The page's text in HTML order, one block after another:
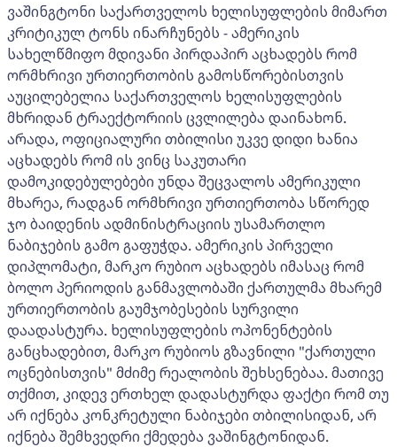
ვაშინგტონი საქართველოს ხელისუფლების მიმართ
კრიტიკულ ტონს ინარჩუნებს - ამერიკის
სახელწმიფო მდივანი პირდაპირ აცხადებს რომ
ორმხრივი ურთიერთობის გამოსწორებისთვის
აუცილებელია საქართველოს ხელისუფლების
მხრიდან ტრაექტორიის ცვლილება დაინახონ.
არადა, ოფიციალური თბილისი უკვე დიდი ხანია
აცხადებს რომ ის ვინც საკუთარი
დამოკიდებულებები უნდა შეცვალოს ამერიკული
მხარეა, რადგან ორმხრივი ურთიერთობა სწორედ
ჯო ბაიდენის ადმინისტრაციის უსამართლო
ნაბიჯების გამო გაფუჭდა. ამერიკის პირველი
დიპლომატი, მარკო რუბიო აცხადებს იმასაც რომ
ბოლო პერიოდის განმავლობაში ქართულმა მხარემ
ურთიერთობის გაუმჯობესების სურვილი
დაადასტურა. ხელისუფლების ოპონენტების
განცხადებით, მარკო რუბიოს გზავნილი "ქართული
ოცნებისთვის" მძიმე რეალობის შეხსენებაა. მათივე
თქმით, კიდევ ერთხელ დადასტურდა ფაქტი რომ თუ
არ იქნება კონკრეტული ნაბიჯები თბილისიდან, არ
იქნება შემხვედრი ქმედება ვაშინგტონიდან.